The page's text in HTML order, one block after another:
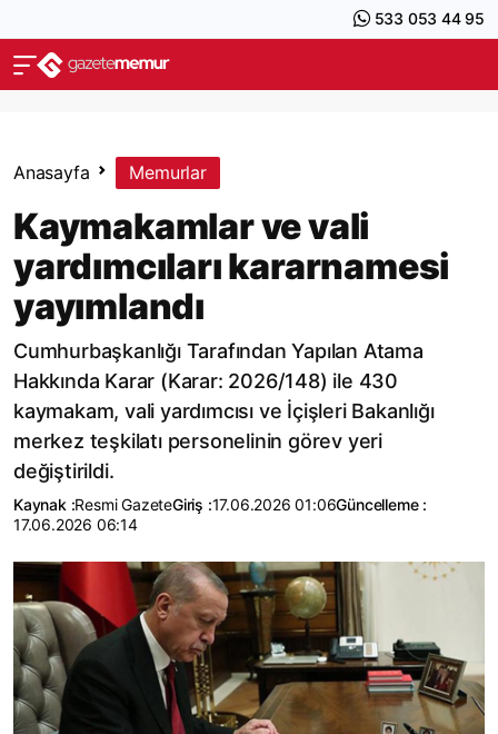
533 053 44 95
Anasayfa Memurlar
Kaymakamlar ve vali
yardımcıları kararnamesi
yayımlandı
Cumhurbaşkanlığı Tarafından Yapılan Atama
Hakkında Karar (Karar: 2026/148) ile 430
kaymakam, vali yardımcısı ve İçişleri Bakanlığı
merkez teşkilatı personelinin görev yeri
değiştirildi.
Kaynak :Resmi GazeteGiriş :17.06.2026 01:06Güncelleme :
17.06.2026 06:14